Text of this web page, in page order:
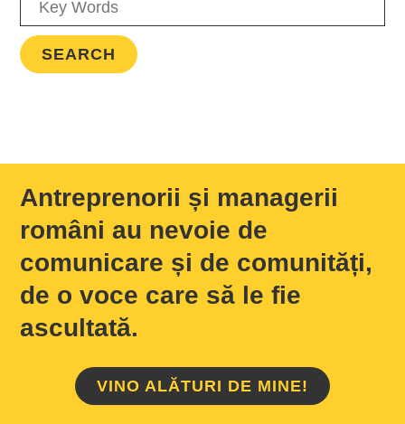
Antreprenorii și managerii
români au nevoie de
comunicare și de comunități,
de o voce care să le fie
ascultată.
VINO ALĂTURI DE MINE!